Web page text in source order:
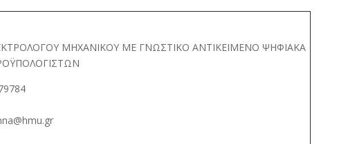
ΜΗΧΑΝΙΚΟΥ ΜΕ ΓΝΩΣΤΙΚΟ ΑΝΤΙΚΕΙΜΕΝΟ ΨΗΦΙΑΚΑ